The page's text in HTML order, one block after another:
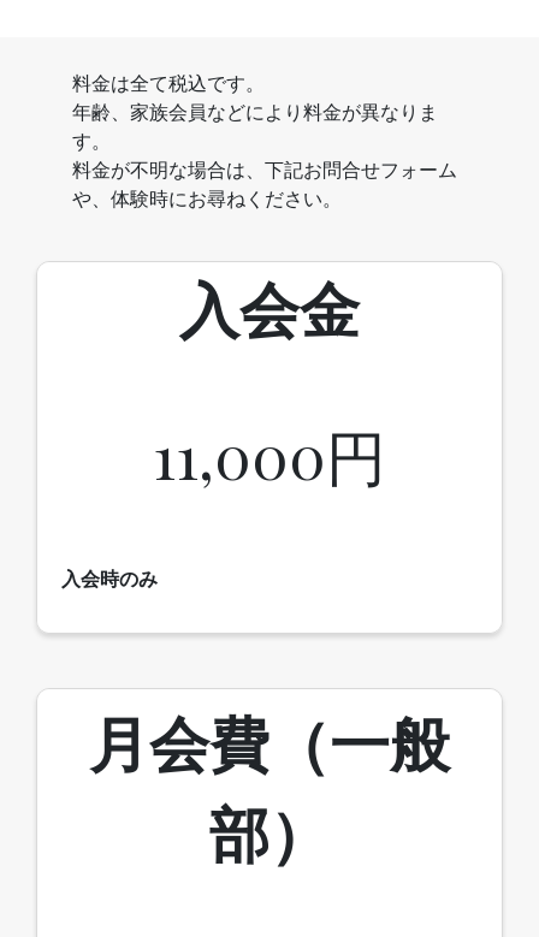
料金は全て税込です。
年齢、家族会員などにより料金が異なりま
す。
料金が不明な場合は、下記お問合せフォーム
や、体験時にお尋ねください。
入会金
11,000円
入会時のみ
月会費（一般
部）